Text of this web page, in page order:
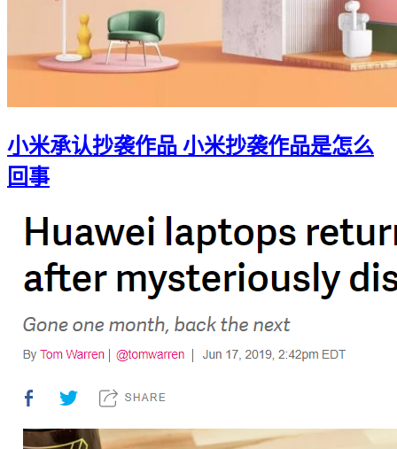
小米承认抄袭作品 小米抄袭作品是怎么
回事